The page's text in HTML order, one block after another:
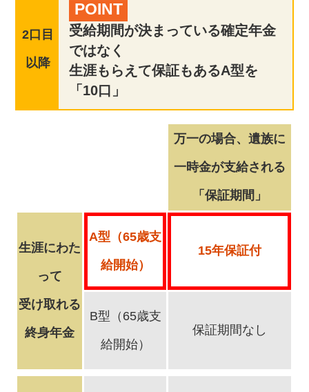
2口目
以降
POINT
受給期間が決まっている確定年金
ではなく
生涯もらえて保証もあるA型を
「10口」
万一の場合、遺族に
一時金が支給される
「保証期間」
生涯にわた
って
受け取れる
終身年金
A型（65歳支
給開始）
15年保証付
B型（65歳支
給開始）
保証期間なし